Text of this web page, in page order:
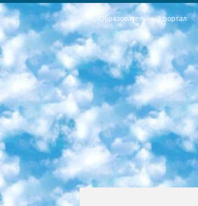
Образовательный портал
РЕСПУБЛИКА УЗБЕКИСТАН МИНИСТРЕРСТВО ДОШКОЛЬНОГО И ШКОЛЬНОГО ОБРАЗОВАНИЯ КОМАНДА в общеобразовательных учреждениях в 2023-2024 учебном году организация и проведение итоговой государственной аттестации обучающихся о Министра дошкольного и школьного образования Республики Узбекистан от 4 марта 2008 года (постановлением Минюста от 20 марта 2008 года № 1778 государственной регистрации) «Итоговое состояние учащихся общего среднего образования на основании положения об утверждении положения об аттестации общего среднего образования выпускной экзамен студентов в образовательных учреждениях в 2023-2024 учебном году В целях организации и прохождения аттестации приказываю: 1. Следующее: перечень предметов, по которым будет проводиться итоговая государственная аттестация и экзамен формы перевода согласно приложению 1; сертификаты международного образца, оценивающие уровень владения иностранными языками перечень согласно приложению 2; 2. Педагогический при специализированных образовательных учреждениях. научно-практический центр квалификации и международной оценки (Д.Давидова) 2024 г. До 25 марта: задания по предметам, по которым будет проводиться итоговая аттестация разработка и утверждение технических условий; итоговая аттестация на основании разработанного предметного задания разработка вопросов по предметам (устно и письменно), экзамен передача; общеобразовательные средние школы и специальные учебные заведения учащиеся выпускных классов школ и интернатов в агентской системе подготовка базы данных экзаменационных материалов и критериев оценки; перевод базы экзаменационных материалов на все языки обучения подать в Республиканский образовательный центр для изготовления; варианты экзаменов на основе разработанных контрольных материалов пусть будут поставлены задачи формирования. 3. Республиканский образовательный центр (Ш.Худайкулов) до 5 апреля 2024 года. до: база данных предоставленных экзаменационных материалов на все языки обучения перевод и экспертиза; для слепых, слабовидящих, глухих, слабослышащих и умственно отсталых